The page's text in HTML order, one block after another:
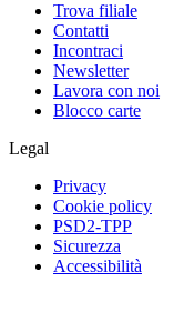
Trova filiale
Contatti
Incontraci
Newsletter
Lavora con noi
Blocco carte
Legal
Privacy
Cookie policy
PSD2-TPP
Sicurezza
Accessibilità